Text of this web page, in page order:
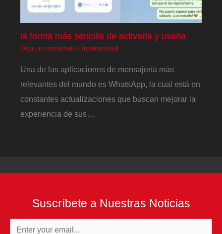
la forma más sencilla de activarla y usarla
Deja un comentario / Internacional
Una de las aplicaciones de mensajería más
relevantes del mundo es WhatsApp, la cual está en
constantes actualizaciones que buscan mejorar la
experiencia de sus…
Suscríbete a Nuestras Noticias